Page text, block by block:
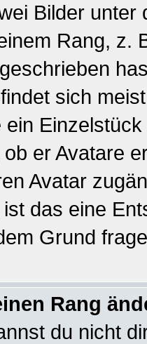
Bilder
Rang, z.
sich
er Avatare
Avatar
das eine
Grund
Rang
du nicht